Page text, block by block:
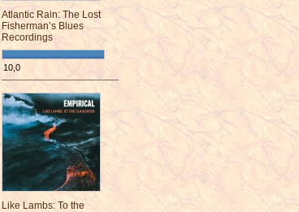
Atlantic Rain: The Lost
Fisherman’s Blues
Recordings
10,0
¯¯¯¯¯¯¯¯¯¯¯¯¯¯¯¯¯¯¯¯¯¯¯¯
Like Lambs: To the